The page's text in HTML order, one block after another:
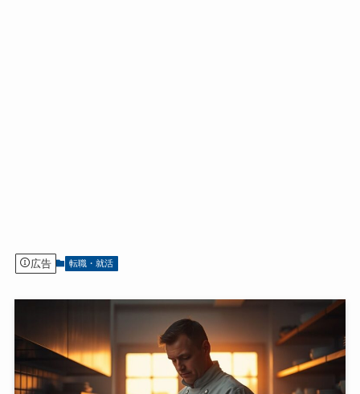
広告 転職・就活